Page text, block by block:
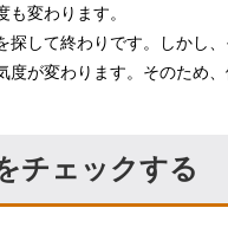
変わります。
探して終わりです。しかし
度が変わります。そのため
チェックする